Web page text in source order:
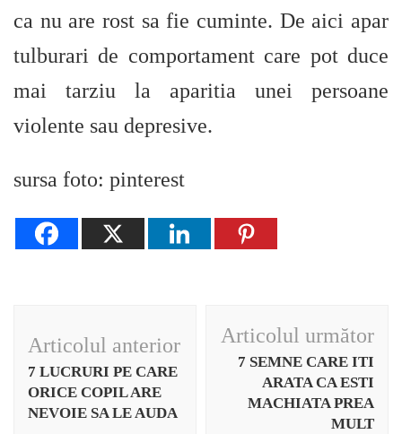
ca nu are rost sa fie cuminte. De aici apar
tulburari de comportament care pot duce
mai tarziu la aparitia unei persoane
violente sau depresive.
sursa foto: pinterest
în
articole
Articolul anterior
7 LUCRURI PE CARE
ORICE COPIL ARE
NEVOIE SA LE AUDA
Articolul următor
7 SEMNE CARE ITI
ARATA CA ESTI
MACHIATA PREA
MULT